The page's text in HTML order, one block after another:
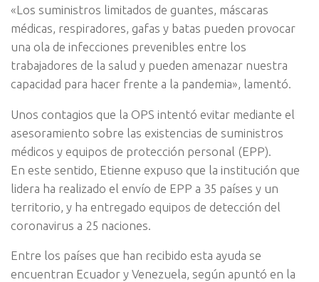
«Los suministros limitados de guantes, máscaras
médicas, respiradores, gafas y batas pueden provocar
una ola de infecciones prevenibles entre los
trabajadores de la salud y pueden amenazar nuestra
capacidad para hacer frente a la pandemia», lamentó.
Unos contagios que la OPS intentó evitar mediante el
asesoramiento sobre las existencias de suministros
médicos y equipos de protección personal (EPP).
En este sentido, Etienne expuso que la institución que
lidera ha realizado el envío de EPP a 35 países y un
territorio, y ha entregado equipos de detección del
coronavirus a 25 naciones.
Entre los países que han recibido esta ayuda se
encuentran Ecuador y Venezuela, según apuntó en la